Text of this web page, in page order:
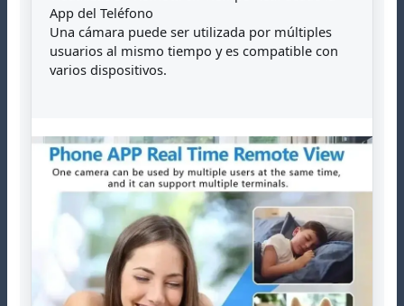
App del Teléfono
Una cámara puede ser utilizada por múltiples
usuarios al mismo tiempo y es compatible con
varios dispositivos.